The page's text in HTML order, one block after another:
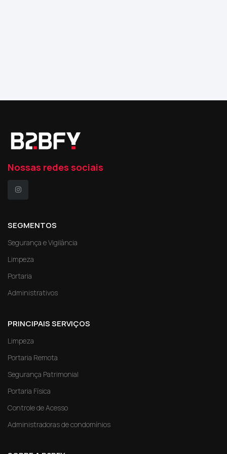
Nossas redes sociais
SEGMENTOS
Segurança e Vigilância
Limpeza
Portaria
Administrativos
PRINCIPAIS SERVIÇOS
Limpeza
Portaria Remota
Segurança Patrimonial
Portaria Física
Controle de Acesso
Administradoras de condomínios